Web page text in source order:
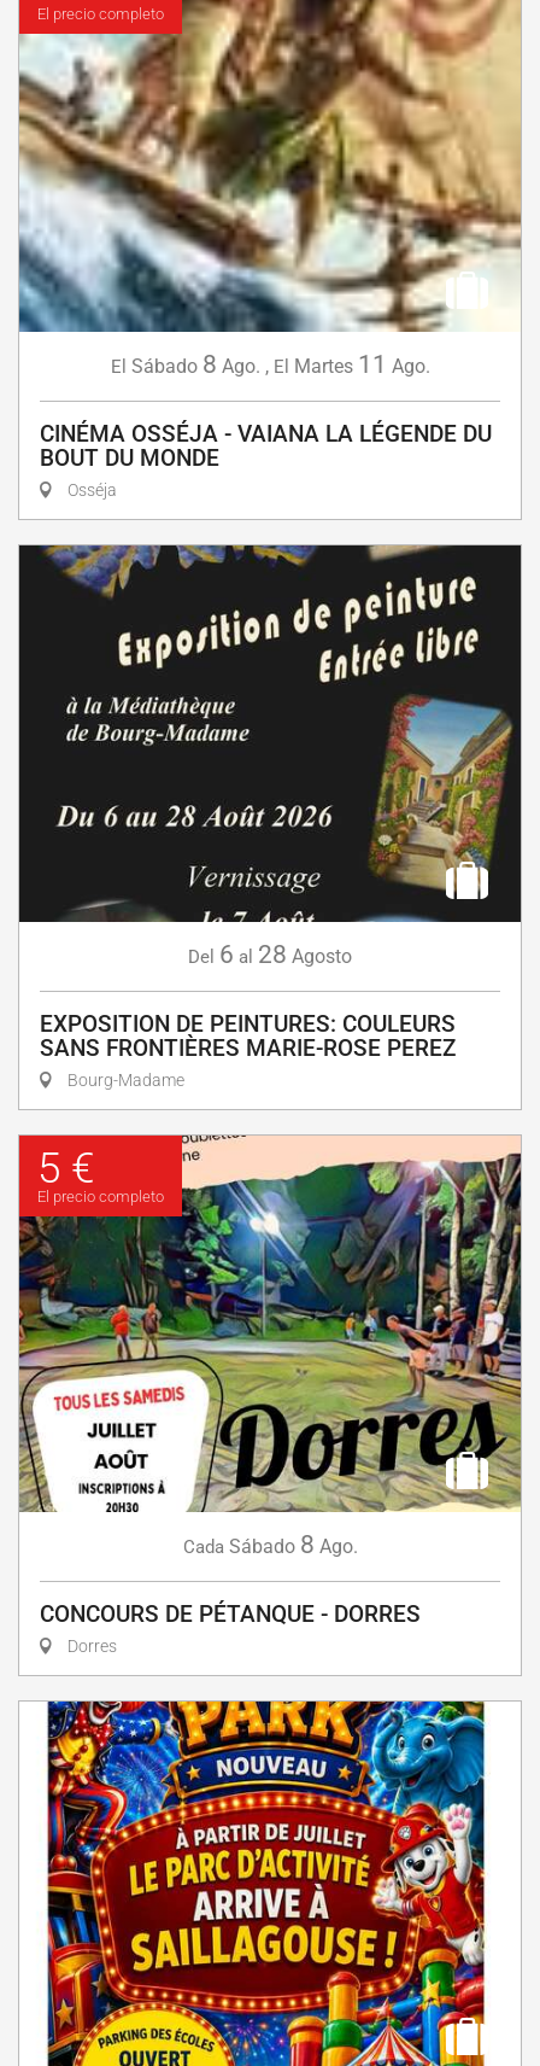
El precio completo
El Sábado 8 Ago. , El Martes 11 Ago.
CINÉMA OSSÉJA - VAIANA LA LÉGENDE DU
BOUT DU MONDE
Osséja
Del 6 al 28 Agosto
EXPOSITION DE PEINTURES: COULEURS
SANS FRONTIÈRES MARIE-ROSE PEREZ
Bourg-Madame
5 €
El precio completo
Cada Sábado 8 Ago.
CONCOURS DE PÉTANQUE - DORRES
Dorres